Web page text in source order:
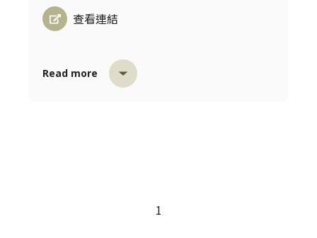
查看連結
Read more
1